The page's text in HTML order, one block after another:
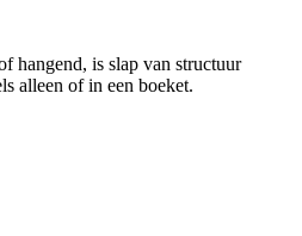
hangend, is slap van structuur
alleen of in een boeket.